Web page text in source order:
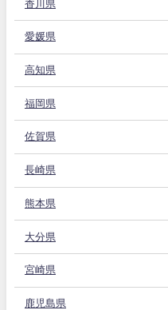
香川県
愛媛県
高知県
福岡県
佐賀県
長崎県
熊本県
大分県
宮崎県
鹿児島県